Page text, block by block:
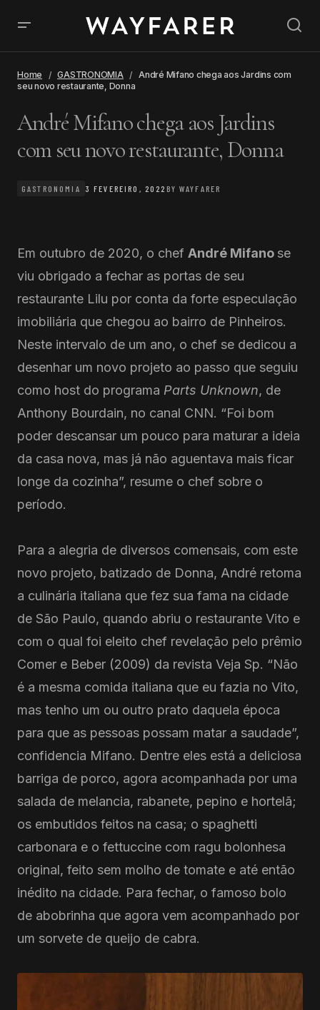
Home GASTRONOMIA
André Mifano chega aos Jardins com
seu novo restaurante, Donna
André Mifano chega aos Jardins
com seu novo restaurante, Donna
GASTRONOMIA 3 FEVEREIRO, 2022 BY WAYFARER
Em outubro de 2020, o chef André Mifano se
viu obrigado a fechar as portas de seu
restaurante Lilu por conta da forte especulação
imobiliária que chegou ao bairro de Pinheiros.
Neste intervalo de um ano, o chef se dedicou a
desenhar um novo projeto ao passo que seguiu
como host do programa Parts Unknown, de
Anthony Bourdain, no canal CNN. “Foi bom
poder descansar um pouco para maturar a ideia
da casa nova, mas já não aguentava mais ficar
longe da cozinha”, resume o chef sobre o
período.
Para a alegria de diversos comensais, com este
novo projeto, batizado de Donna, André retoma
a culinária italiana que fez sua fama na cidade
de São Paulo, quando abriu o restaurante Vito e
com o qual foi eleito chef revelação pelo prêmio
Comer e Beber (2009) da revista Veja Sp. “Não
é a mesma comida italiana que eu fazia no Vito,
mas tenho um ou outro prato daquela época
para que as pessoas possam matar a saudade”,
confidencia Mifano. Dentre eles está a deliciosa
barriga de porco, agora acompanhada por uma
salada de melancia, rabanete, pepino e hortelã;
os embutidos feitos na casa; o spaghetti
carbonara e o fettuccine com ragu bolonhesa
original, feito sem molho de tomate e até então
inédito na cidade. Para fechar, o famoso bolo
de abobrinha que agora vem acompanhado por
um sorvete de queijo de cabra.